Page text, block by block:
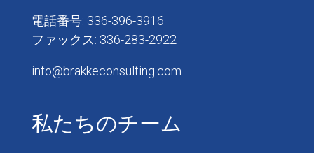
電話番号: 336-396-3916
ファックス: 336-283-2922
info@brakkeconsulting.com
私たちのチーム